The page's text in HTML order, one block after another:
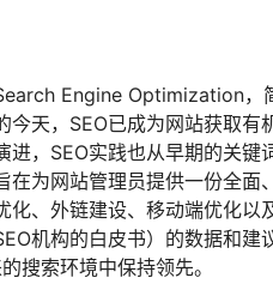
Engine Optimization，
今天，SEO已成为网站获取
进，SEO实践也从早期的关
在为网站管理员提供一份全
化、外链建设、移动端优化
机构的白皮书）的数据和
搜索环境中保持领先。